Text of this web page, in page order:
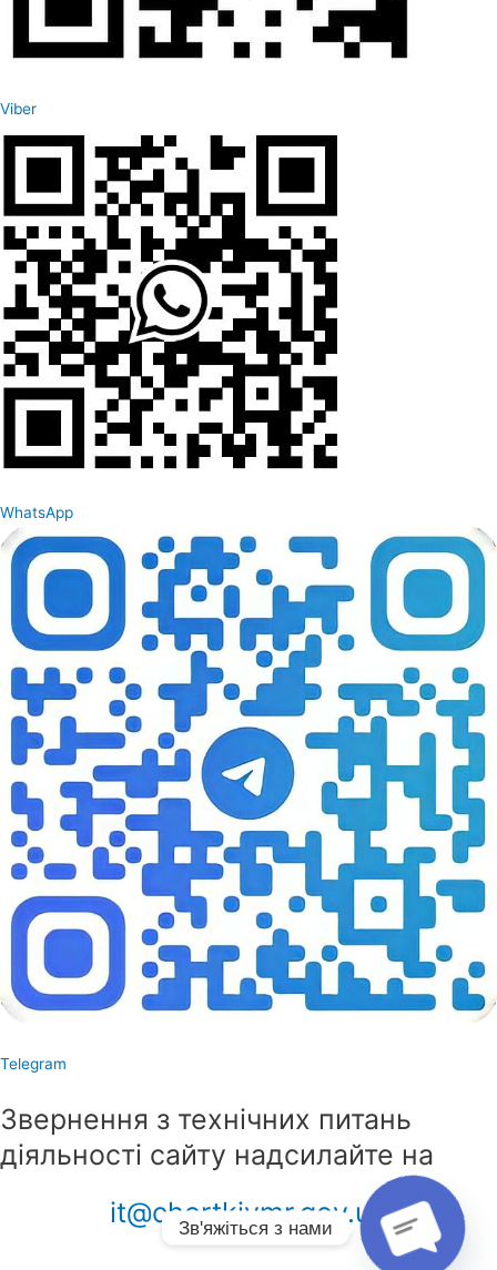
Viber
WhatsApp
Telegram
Звернення з технічних питань
діяльності сайту надсилайте на
it@chortkivmr.gov.ua
Зв'яжіться з нами O
p
n
c
h
a
t